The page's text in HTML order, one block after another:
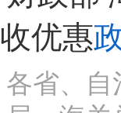
收优惠
各省、自